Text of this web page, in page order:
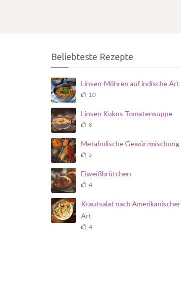
Beliebteste Rezepte
Linsen-Möhren auf indische Art
10
Linsen Kokos Tomatensuppe
8
Metabolische Gewürzmischung
5
Eiweißbrötchen
4
Krautsalat nach Amerikanischer
Art
4